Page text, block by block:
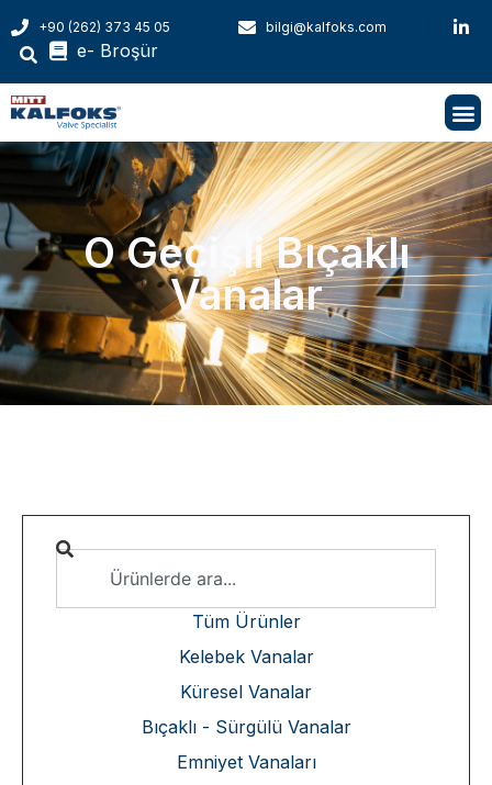
+90 (262) 373 45 05 bilgi@kalfoks.com
e- Broşür
O Geçişli Bıçaklı
Vanalar
Tüm Ürünler
Kelebek Vanalar
Küresel Vanalar
Bıçaklı - Sürgülü Vanalar
Emniyet Vanaları